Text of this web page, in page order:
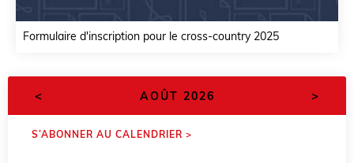
Formulaire d'inscription pour le cross-country 2025
< AOÛT 2026 >
S’ABONNER AU CALENDRIER >